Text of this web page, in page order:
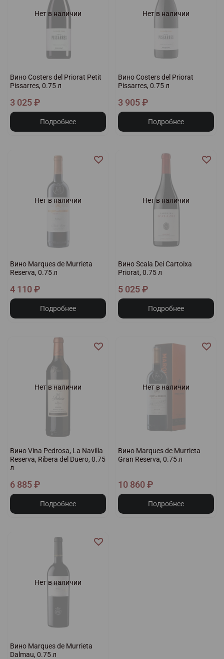
Нет в наличии
Вино Costers del Priorat Petit
Pissarres, 0.75 л
3 025 ₽
Подробнее
Нет в наличии
Вино Costers del Priorat
Pissarres, 0.75 л
3 905 ₽
Подробнее
Нет в наличии
Вино Marques de Murrieta
Reserva, 0.75 л
4 110 ₽
Подробнее
Нет в наличии
Вино Scala Dei Cartoixa
Priorat, 0.75 л
5 025 ₽
Подробнее
Нет в наличии
Вино Vina Pedrosa, La Navilla
Reserva, Ribera del Duero, 0.75
л
6 885 ₽
Подробнее
Нет в наличии
Вино Marques de Murrieta
Gran Reserva, 0.75 л
10 860 ₽
Подробнее
Нет в наличии
Вино Marques de Murrieta
Dalmau, 0.75 л